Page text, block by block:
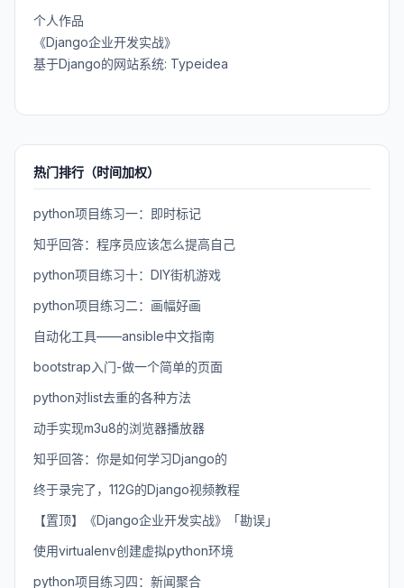
个人作品
《Django企业开发实战》
基于Django的网站系统: Typeidea
热门排行（时间加权）
python项目练习一：即时标记
知乎回答：程序员应该怎么提高自己
python项目练习十：DIY街机游戏
python项目练习二：画幅好画
自动化工具——ansible中文指南
bootstrap入门-做一个简单的页面
python对list去重的各种方法
动手实现m3u8的浏览器播放器
知乎回答：你是如何学习Django的
终于录完了，112G的Django视频教程
【置顶】《Django企业开发实战》「勘误」
使用virtualenv创建虚拟python环境
python项目练习四：新闻聚合